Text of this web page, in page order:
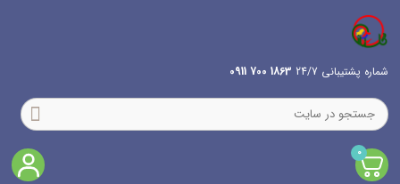
شماره پشتیبانی 24/7 1863 700 0911
0